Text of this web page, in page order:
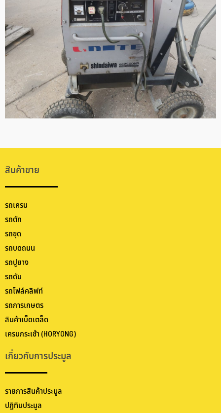
สินค้าขาย
รถเครน
รถตัก
รถขุด
รถบดถนน
รถปูยาง
รถดัน
รถโฟล์คลิฟท์
รถการเกษตร
สินค้าเบ็ดเตล็ด
เครนกระเช้า (HORYONG)
เกี่ยวกับการประมูล
รายการสินค้าประมูล
ปฏิทินประมูล